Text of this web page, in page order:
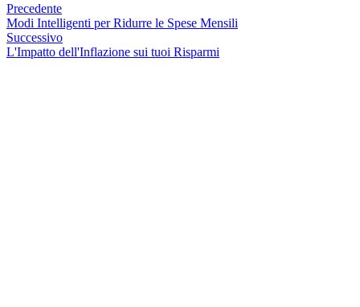
Precedente
Modi Intelligenti per Ridurre le Spese Mensili
Successivo
L'Impatto dell'Inflazione sui tuoi Risparmi